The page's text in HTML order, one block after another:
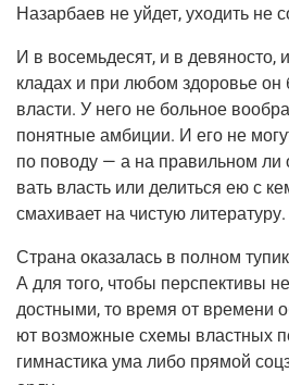
Назар­ба­ев не уйдет, ухо­дить не
И в восемь­де­сят, и в
кла­дах и при любом здо­ро­вье он
вла­сти. У него не боль­ное
понят­ные амби­ции. И его не
по пово­ду — а на пра­виль­ном ли
вать власть или делить­ся ею с
сма­хи­ва­ет на чистую литературу.
Стра­на ока­за­лась в пол­ном
А для того, что­бы пер­спек­ти­вы
дост­ны­ми, то вре­мя от вре­ме­ни
ют воз­мож­ные схе­мы власт­ных
гим­на­сти­ка ума либо пря­мой